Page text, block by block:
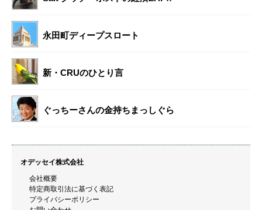
永田町ディープスロート
新・CRUのひとり言
ぐっちーさんの金持ちまっしぐら
オデッセイ株式会社
会社概要
特定商取引法に基づく表記
プライバシーポリシー